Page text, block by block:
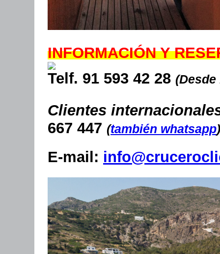
INFORMACIÓN Y
Telf. 91 593 42 28 (Desde
Clientes
667 447 (también whatsapp)
E-mail: